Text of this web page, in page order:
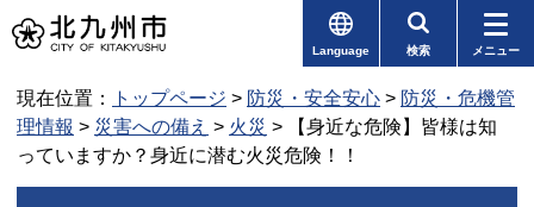
Language 検索 メニュー
現在位置： トップページ > 防災・安全安心 > 防災・危機管
理情報 > 災害への備え > 火災 > 【身近な危険】皆様は知
っていますか？身近に潜む火災危険！！